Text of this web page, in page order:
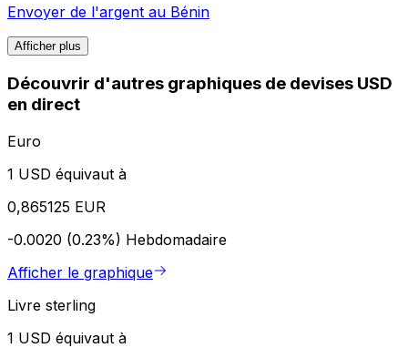
Envoyer de l'argent au Bénin
Afficher plus
Découvrir d'autres graphiques de devises USD
en direct
Euro
1 USD équivaut à
0,865125 EUR
-0.0020 (0.23%) Hebdomadaire
Afficher le graphique
Livre sterling
1 USD équivaut à